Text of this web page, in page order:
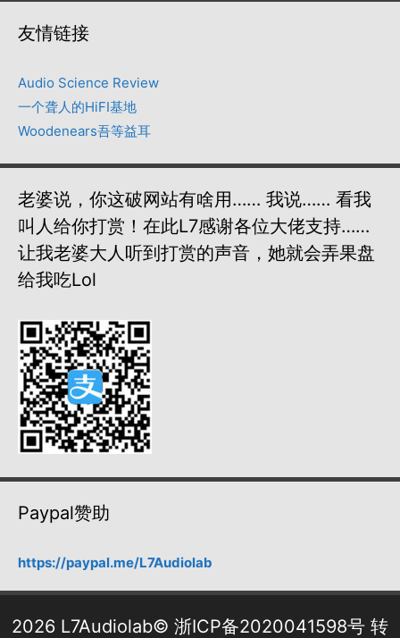
友情链接
Audio Science Review
一个聋人的HiFI基地
Woodenears吾等益耳
老婆说，你这破网站有啥用…… 我说…… 看我
叫人给你打赏！在此L7感谢各位大佬支持……
让我老婆大人听到打赏的声音，她就会弄果盘
给我吃lol
Paypal赞助
https://paypal.me/L7Audiolab
2026 L7Audiolab© 浙ICP备2020041598号 转